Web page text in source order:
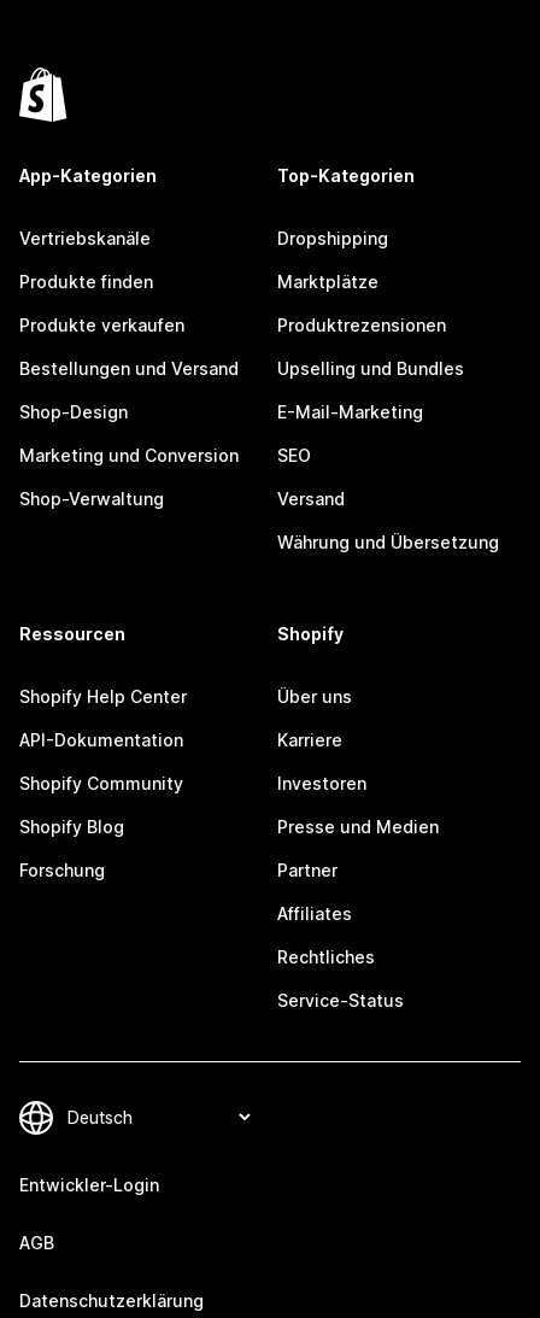
App-Kategorien
Vertriebskanäle
Produkte finden
Produkte verkaufen
Bestellungen und Versand
Shop-Design
Marketing und Conversion
Shop-Verwaltung
Top-Kategorien
Dropshipping
Marktplätze
Produktrezensionen
Upselling und Bundles
E-Mail-Marketing
SEO
Versand
Währung und Übersetzung
Ressourcen
Shopify Help Center
API-Dokumentation
Shopify Community
Shopify Blog
Forschung
Shopify
Über uns
Karriere
Investoren
Presse und Medien
Partner
Affiliates
Rechtliches
Service-Status
Entwickler-Login
AGB
Datenschutzerklärung